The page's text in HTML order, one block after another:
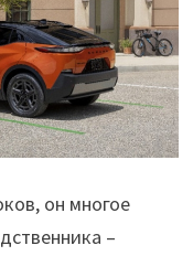
он многое
–